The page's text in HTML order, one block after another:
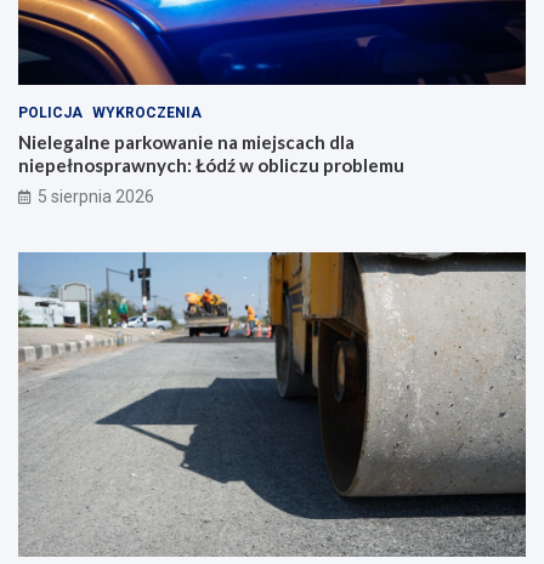
POLICJA WYKROCZENIA
Nielegalne parkowanie na miejscach dla
niepełnosprawnych: Łódź w obliczu problemu
5 sierpnia 2026